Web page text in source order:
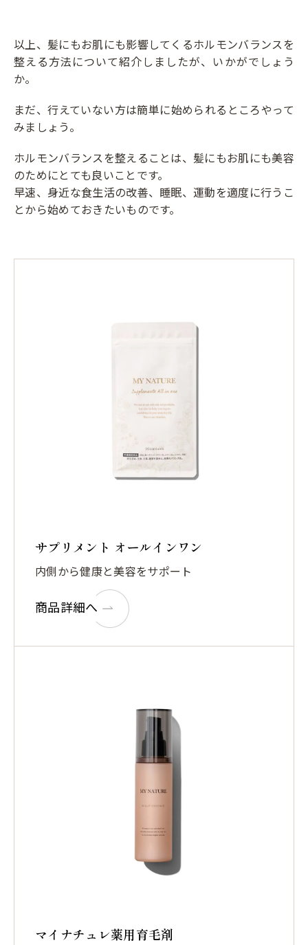
以上、髪にもお肌にも影響してくるホルモンバランスを
整える方法について紹介しましたが、いかがでしょう
か。
まだ、行えていない方は簡単に始められるところやって
みましょう。
ホルモンバランスを整えることは、髪にもお肌にも美容
のためにとても良いことです。
早速、身近な食生活の改善、睡眠、運動を適度に行うこ
とから始めておきたいものです。
サプリメント オールインワン
内側から健康と美容をサポート
商品詳細へ
マイナチュレ薬用育毛剤